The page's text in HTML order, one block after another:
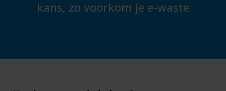
kans, zo voorkom je e-waste